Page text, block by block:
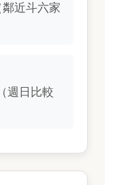
近斗六家
週日比較